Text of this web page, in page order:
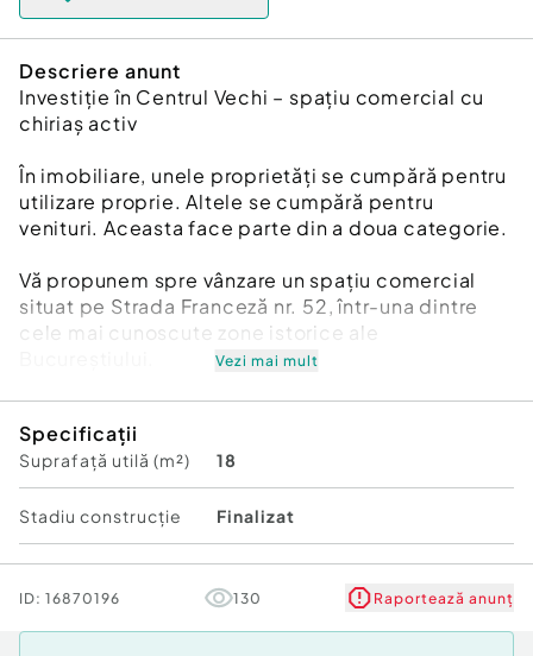
Descriere anunt
Investiție în Centrul Vechi – spațiu comercial cu
chiriaș activ
În imobiliare, unele proprietăți se cumpără pentru
utilizare proprie. Altele se cumpără pentru
venituri. Aceasta face parte din a doua categorie.
Vă propunem spre vânzare un spațiu comercial
situat pe Strada Franceză nr. 52, într-una dintre
cele mai cunoscute zone istorice ale
Chiriaș activ: companie de schimb valutar
Venituri din prima zi pentru viitorul proprietar
Poziționare cu trafic pietonal și vizibilitate bună
Această proprietate se adresează investitorilor
care caută un activ de dimensiuni reduse, ușor de
administrat și cu potențial de generare a
Vezi mai mult
Specificații
Suprafață utilă (m²) 18
Stadiu construcţie Finalizat
ID: 16870196 130 Raportează anunț